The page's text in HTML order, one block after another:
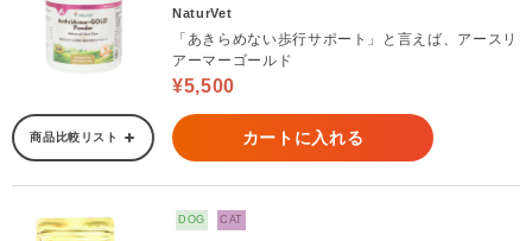
NaturVet
「あきらめない歩行サポート」と言えば、アースリ
アーマーゴールド
¥5,500
商品比較リスト カートに入れる
DOG CAT